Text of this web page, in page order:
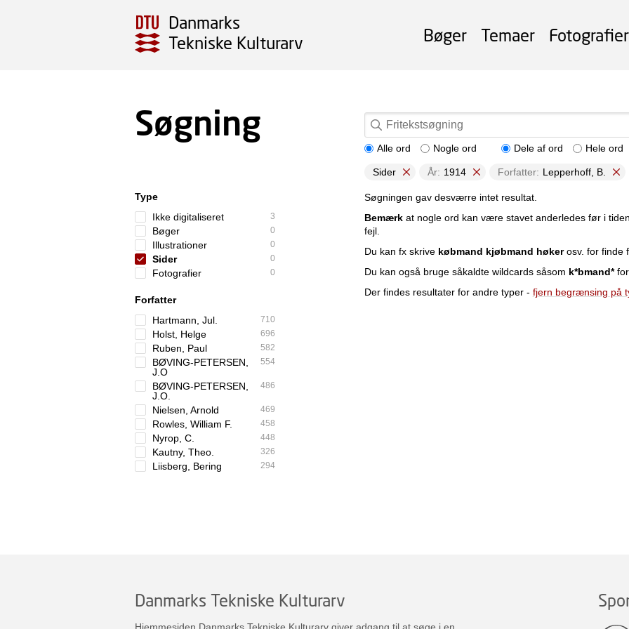
Danmarks
Tekniske Kulturarv
Bøger Temaer Fotografier
Søgning
Alle ord Nogle ord Dele af ord Hele ord
Sider År: 1914 Forfatter: Lepperhoff, B.
Type
Ikke digitaliseret
3
Bøger 0
Illustrationer 0
Sider 0
Fotografier 0
Forfatter
Hartmann, Jul.
710
Holst, Helge 696
Ruben, Paul 582
BØVING-PETERSEN,
J.O
554
BØVING-PETERSEN,
J.O.
486
Nielsen, Arnold 469
Rowles, William F. 458
Nyrop, C. 448
Kautny, Theo. 326
Liisberg, Bering 294
Søgningen gav desværre intet resultat.
Bemærkat nogle ord kan være stavet anderledes før i
fejl.
Du kan fx skrive købmand kjøbmand høkerosv. for finde
Du kan også bruge såkaldte wildcards såsom k*bmand*for
Der findes resultater for andre typer - fjern begrænsing på
Danmarks Tekniske Kulturarv
Hjemmesiden Danmarks Tekniske Kulturarv giver adgang til at søge i en